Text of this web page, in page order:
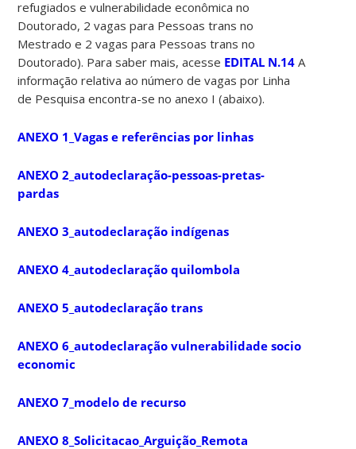
refugiados e vulnerabilidade econômica no
Doutorado, 2 vagas para Pessoas trans no
Mestrado e 2 vagas para Pessoas trans no
Doutorado). Para saber mais, acesse EDITAL N.14 A
informação relativa ao número de vagas por Linha
de Pesquisa encontra-se no anexo I (abaixo).
ANEXO 1_Vagas e referências por linhas
ANEXO 2_autodeclaração-pessoas-pretas-
pardas
ANEXO 3_autodeclaração indígenas
ANEXO 4_autodeclaração quilombola
ANEXO 5_autodeclaração trans
ANEXO 6_autodeclaração vulnerabilidade socio
economic
ANEXO 7_modelo de recurso
ANEXO 8_Solicitacao_Arguição_Remota